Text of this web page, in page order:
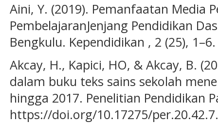
Aini, Y. (2019). Pemanfaatan Media
PembelajaranJenjang Pendidikan
Bengkulu. Kependidikan , 2 (25), 1–6.
Akcay, H., Kapici, HO, & Akcay, B.
dalam buku teks sains sekolah
hingga 2017. Penelitian Pendidikan
https://doi.org/10.17275/